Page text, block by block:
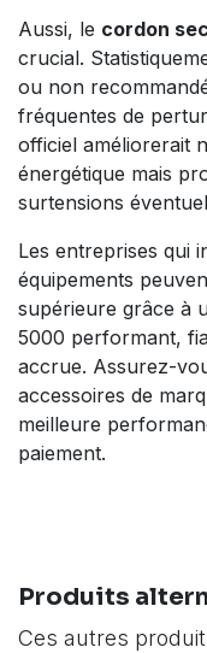
Aussi, le cordon
crucial.
ou non
fréquentes de
officiel améliorerait
énergétique mais
surtensions
Les entreprises qui
équipements
supérieure grâce à
5000 performant,
accrue. Assurez-
accessoires de
meilleure
paiement.
Produits
Ces autres